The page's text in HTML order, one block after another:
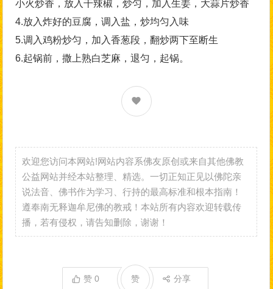
小火炒香，放入干辣椒，炒匀，加入生姜，大蒜片炒香
4.放入炸好的豆腐，调入盐，炒均匀入味
5.调入鸡粉炒匀，加入香葱段，翻炒两下至断生
6.起锅前，撒上熟白芝麻，退匀，起锅。
欢迎您访问本网站!网站内容系佛友原创或来自其他佛教
公益网站并经本站整理、精选。一切正知正见以佛陀亲
说法音、佛书作为学习、行持的最高标准和根本指南！
遵奉南无释迦牟尼佛的教戒！本站所有内容欢迎转载传
播，若有侵权，请告知删除，谢谢！
赞0 分享
赞